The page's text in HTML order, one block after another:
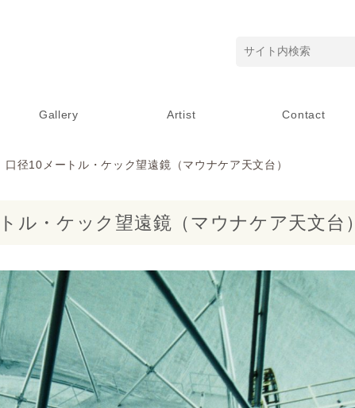
Gallery Artist Contact
口径10メートル・ケック望遠鏡（マウナケア天文台）
ル・ケック望遠鏡（マウナケア天文台）